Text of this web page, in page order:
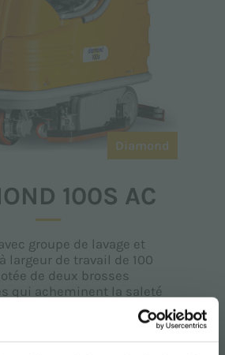
Diamond
100S AC
groupe de lavage et
largeur de travail de 100
de deux brosses
qui acheminent la saleté
à déchets de manière à
opérations de nettoyage
motoroue en AC.